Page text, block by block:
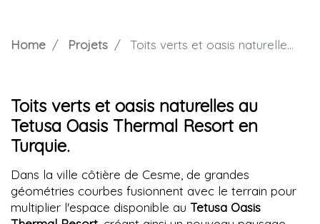
Home Projets Toits verts et oasis naturelles au Tetusa Oasis Thermal Resort en Turquie.
Toits verts et oasis naturelles au
Tetusa Oasis Thermal Resort en
Turquie.
Dans la ville côtière de Cesme, de grandes
géométries courbes fusionnent avec le terrain pour
multiplier l'espace disponible au Tetusa Oasis